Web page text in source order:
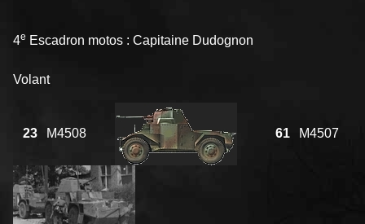
4e Escadron motos : Capitaine Dudognon
Volant
23M4508 61M4507